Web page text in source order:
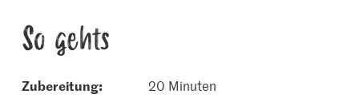
So gehts
Zubereitung:
20 Minuten